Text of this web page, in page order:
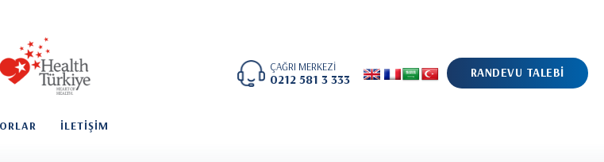
İLETIŞIM
ÇAĞRI MERKEZİ
0212 581 3 333 RANDEVU TALEBİ